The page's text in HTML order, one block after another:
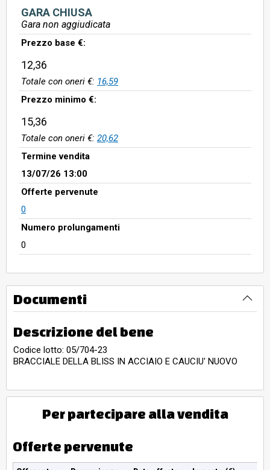
GARA CHIUSA
Gara non aggiudicata
Prezzo base €:
12,36
Totale con oneri €: 16,59
Prezzo minimo €:
15,36
Totale con oneri €: 20,62
Termine vendita
13/07/26 13:00
Offerte pervenute
0
Numero prolungamenti
0
Documenti
Descrizione del bene
Codice lotto: 05/704-23
BRACCIALE DELLA BLISS IN ACCIAIO E CAUCIU' NUOVO
Per partecipare alla vendita
Offerte pervenute